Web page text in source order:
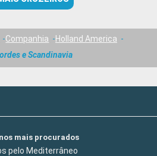
Companhia
Holland America
e Scandinavia
mais procurados
pelo Mediterrâneo